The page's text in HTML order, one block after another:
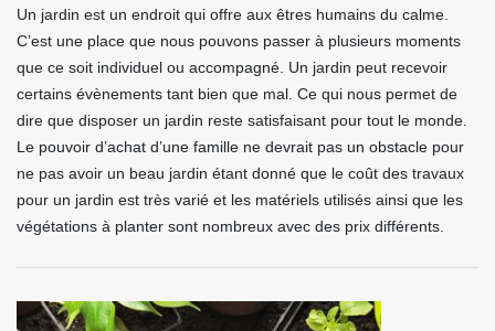
Un jardin est un endroit qui offre aux êtres humains du calme.
C’est une place que nous pouvons passer à plusieurs moments
que ce soit individuel ou accompagné. Un jardin peut recevoir
certains évènements tant bien que mal. Ce qui nous permet de
dire que disposer un jardin reste satisfaisant pour tout le monde.
Le pouvoir d’achat d’une famille ne devrait pas un obstacle pour
ne pas avoir un beau jardin étant donné que le coût des travaux
pour un jardin est très varié et les matériels utilisés ainsi que les
végétations à planter sont nombreux avec des prix différents.